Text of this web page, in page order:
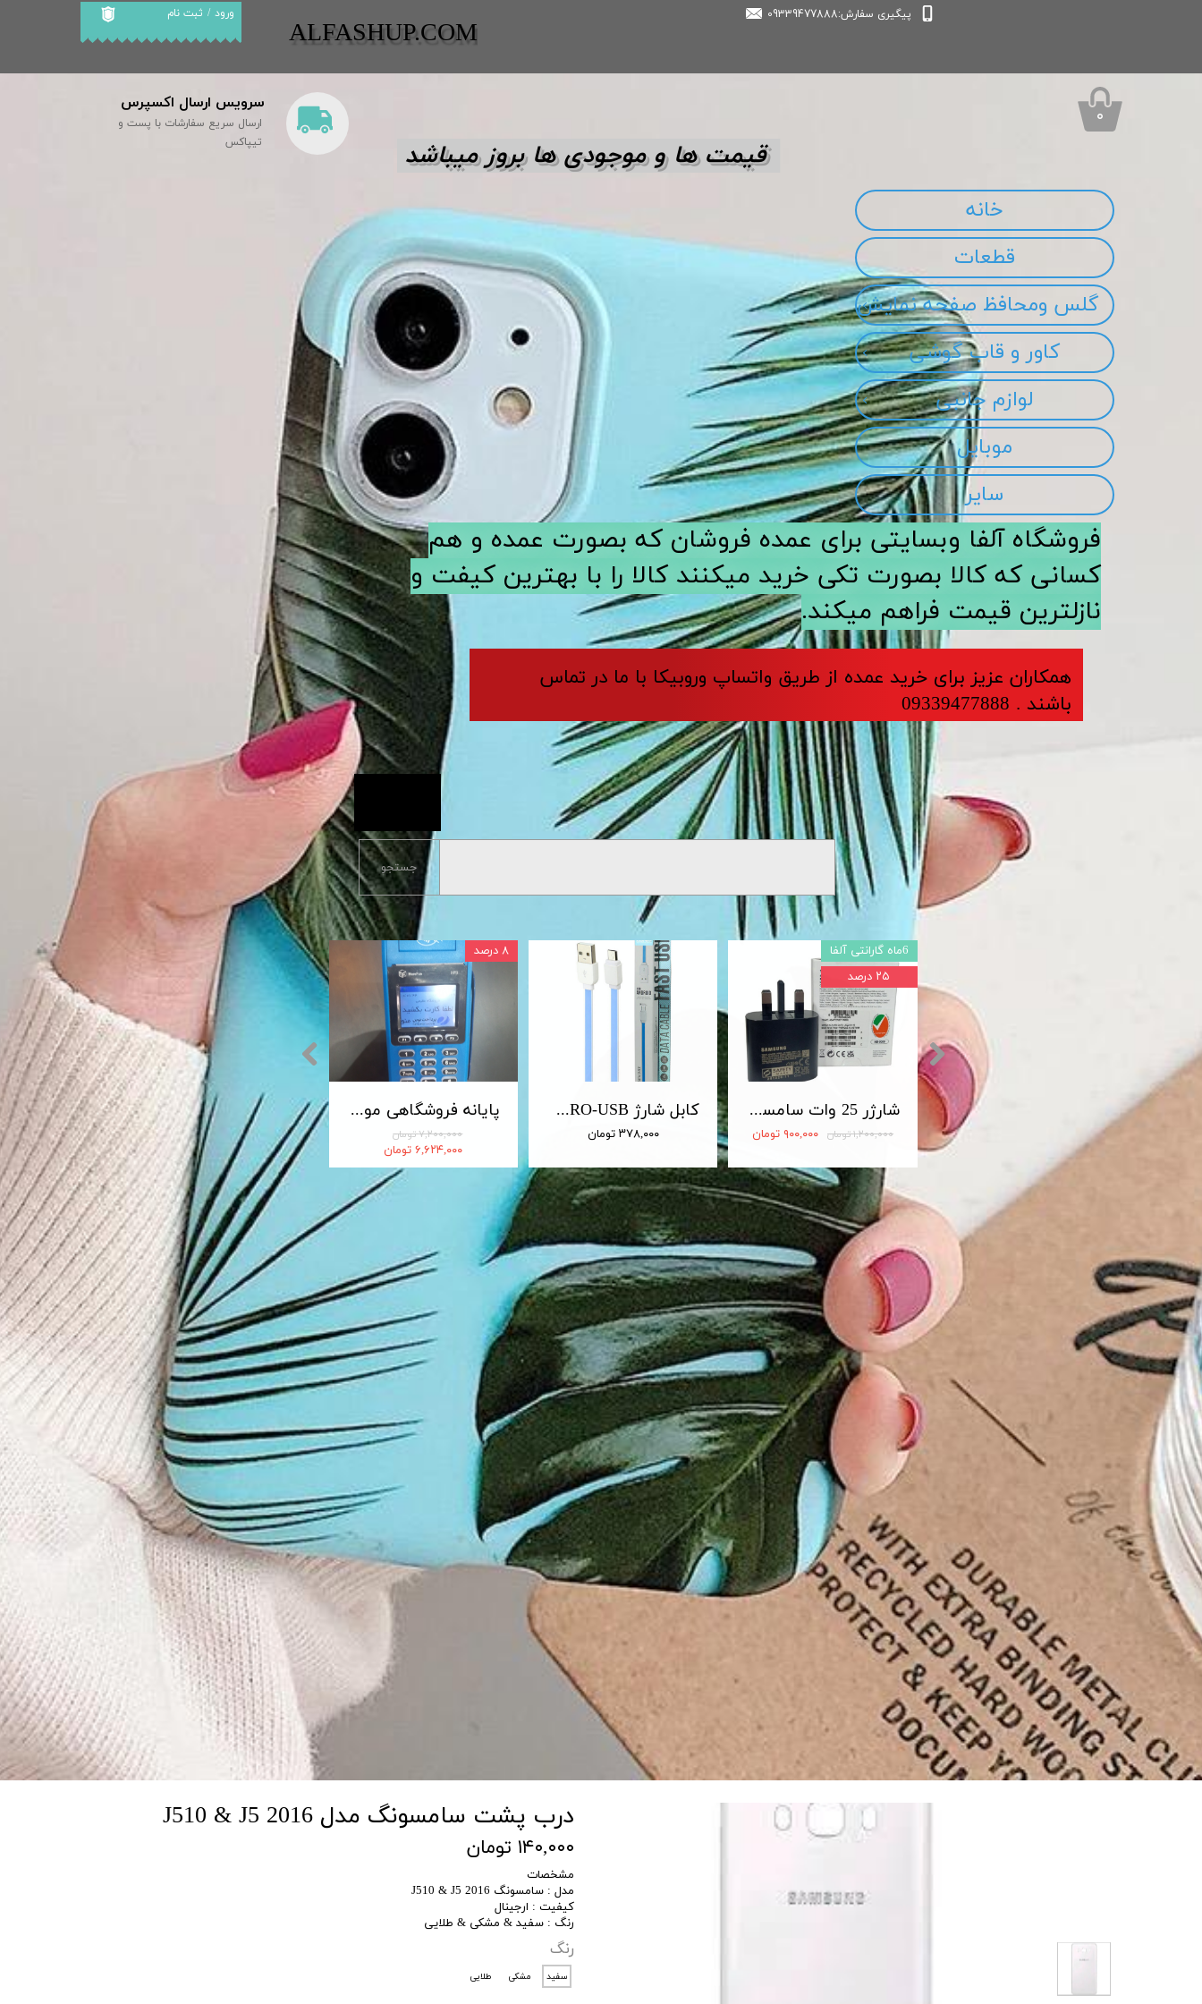
سرویس ارسال اکسپرس
ارسال سریع سفارشات با پست و
تیپاکس
پیگیری سفارش:09339477888 ورود / ثبت نام
حساب کاربری من
تغییر گذر واژه
سفارشات
​​ALFASHUP.COM
خانه
قطعات
گلس ومحافظ صفحه نمایش
کاور و قاب گوشی
لوازم جانبی
موبایل
سایر
۰
پایانه فروشگاهی مورفان MoreFun مدل H9
۷,۲۰۰,۰۰۰ تومان
۶,۶۲۴,۰۰۰ تومان
۸ درصد
کابل شارژ MICRO-USB اندروید LDNIO الدینیو مدل XS-07 متراژ 1 متر
۳۷۸,۰۰۰ تومان
شارژر 25 وات سامسونگ اصلی 25W Travel Adapter
۱,۲۰۰,۰۰۰ تومان ۹۰۰,۰۰۰ تومان
6ماه گارانتی آلفا
۲۵ درصد
مبدل OTG تایپ سی لایت دار USB3
جستجو
​​فروشگاه آلفا وبسایتی برای عمده فروشان که بصورت عمده و هم
کسانی که کالا بصورت تکی خرید میکنند کالا را با بهترین کیفت و
نازلترین قیمت فراهم میکند.
​​​همکاران عزیز برای خرید عمده از طریق واتساپ وروبیکا با ما در تماس
باشند . 09339477888
قیمت ها و موجودی ها بروز میباشد
درب پشت سامسونگ مدل J510 & J5 2016
۱۴۰,۰۰۰ تومان
مشخصات
مدل : سامسونگ J510 & J5 2016
کیفیت : ارجینال
رنگ : سفید & مشکی & طلایی
رنگ
سفید مشکی طلایی